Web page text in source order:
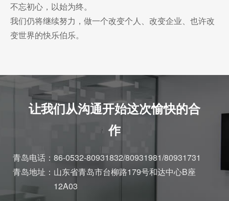
不忘初心，以始为终。
我们仍将继续努力，做一个改变个人、改变企业、也许改
变世界的快乐伯乐。
让我们从沟通开始这次愉快的合
作
青岛电话： 86-0532-80931832/80931981/80931731
青岛地址： 山东省青岛市台柳路179号和达中心B座
12A03